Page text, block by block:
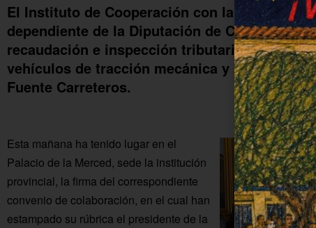
El Instituto de Cooperación con la Hacienda
dependiente de la Diputación de Córdoba,
recaudación e inspección tributaria de los
vehículos de tracción mecánica y
Fuente Carreteros.
Esta mañana ha tenido lugar en el
Palacio de la Merced, sede la institución
provincial, la firma del correspondiente
convenio de colaboración, en el cual han
estampado su rúbrica el presidente de la